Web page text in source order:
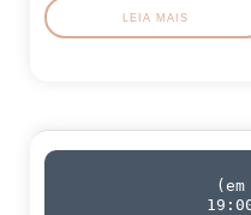
LEIA MAIS
(